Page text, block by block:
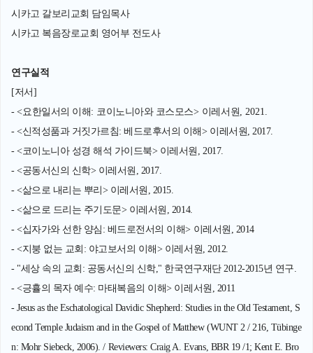
시카고 갈보리교회 담임목사
시카고 복음장로교회 영어부 전도사
연구실적
[저서]
-<요한일서의 이해 : 코이노니아와 코스모스> 이레서원, 2021.
- <신적성품과 거짓가르침: 베드로후서의 이해> 이레서원, 2017.
- <코이노니아 성경 해석 가이드북> 이레서원, 2017.
- <공동서신의 신학> 이레서원, 2017.
- <삶으로 내리는 뿌리> 이레서원, 2015.
- <삶으로 드리는 주기도문> 이레서원, 2014.
- <십자가와 선한 양심: 베드로전서의 이해> 이레서원, 2014
- <지붕 없는 교회: 야고보서의 이해> 이레서원, 2012.
- "세상 속의 교회: 공동서신의 신학," 한국연구재단 2012-2015년 연구.
- <긍휼의 목자 예수: 마태복음의 이해> 이레서원, 2011
- Jesus as the Eschatological Davidic Shepherd: Studies in the Old Testament, S
econd Temple Judaism and in the Gospel of Matthew (WUNT 2 / 216, Tübinge
n: Mohr Siebeck, 2006). / Reviewers: Craig A. Evans, BBR 19 /1; Kent E. Bro